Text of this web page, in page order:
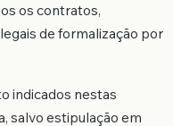
os contratos,
de formalização por
indicados nestas
salvo estipulação em